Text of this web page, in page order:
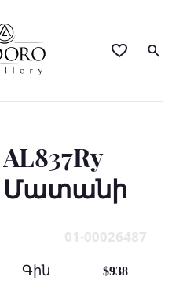
AL837Ry
Մատանի
01-00026487
Գին $938